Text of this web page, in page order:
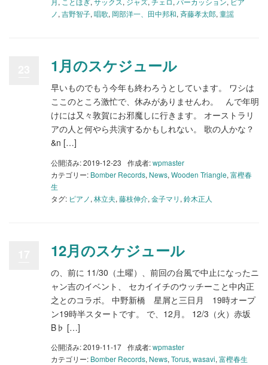
ノ, 吉野智子, 唱歌, 岡部洋一、田中邦和, 斉藤孝太郎, 童謡
1月のスケジュール
早いものでもう今年も終わろうとしています。 ワシは
ここのところ激忙で、休みがありませんわ。 んで年明
けには又々敦賀にお邪魔しに行きます。 オーストラリ
アの人と何やら共演するかもしれない。 歌の人かな？
&n […]
公開済み: 2019-12-23 作成者:wpmaster
カテゴリー: Bomber Records, News, Wooden Triangle, 富樫春
生
タグ: ピアノ, 林立夫, 藤枝伸介, 金子マリ , 鈴木正人
12月のスケジュール
の、前に 11/30（土曜）、前回の台風で中止になったニ
ャン吉のイベント、 セカイイチのウッチーこと中内正
之とのコラボ。 中野新橋 星屑と三日月 19時オープ
ン19時半スタートです。 で、12月。 12/3（火）赤坂
B♭ […]
公開済み: 2019-11-17 作成者:wpmaster
カテゴリー: Bomber Records, News, Torus, wasavi, 富樫春生